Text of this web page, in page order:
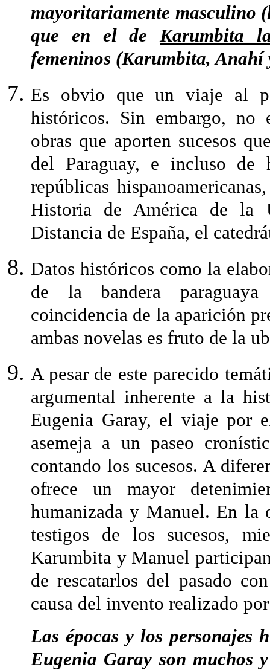
mayoritariamente masculino
que en el deKarumbita
femeninos (Karumbita,
Es obvio que un viaje al
históricos. Sin embargo, no
obras que aporten sucesos
del Paraguay, e incluso de
repúblicas
Historia de América de la
Distancia de España, el
Datos históricos como la
de la bandera
coincidencia de la aparición
ambas novelas es fruto de la
A pesar de este parecido
argumental inherente a la
Eugenia Garay, el viaje por
asemeja a un paseo
contando los sucesos. A
ofrece un mayor
humanizada y Manuel. En la
testigos de los sucesos,
Karumbita y Manuel
de rescatarlos del pasado
causa del invento realizado
Las épocas y los
Eugenia Garay son muchos